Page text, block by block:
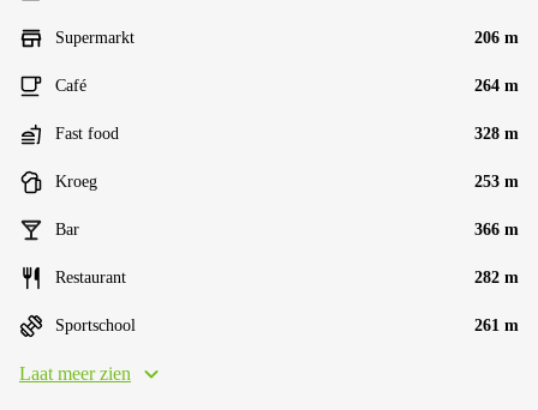
Supermarkt 206 m
Café 264 m
Fast food 328 m
Kroeg 253 m
Bar 366 m
Restaurant 282 m
Sportschool 261 m
Laat meer zien